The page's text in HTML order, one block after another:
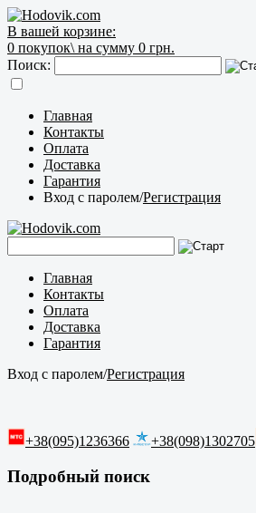
В вашей корзине:
0 покупок\ на сумму 0 грн.
Поиск:
Главная
Контакты
Оплата
Доставка
Гарантия
Вход с паролем/Регистрация
Главная
Контакты
Оплата
Доставка
Гарантия
Вход с паролем/Регистрация
+38(095)1236366 +38(098)1302705
Подробный поиск